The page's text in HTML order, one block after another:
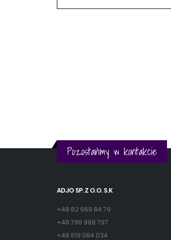
Pozostańmy w kontakcie
ADJO SP. Z O.O. S.K
+48 82 569 84 79
+48 798 989 797
+48 519 084 034